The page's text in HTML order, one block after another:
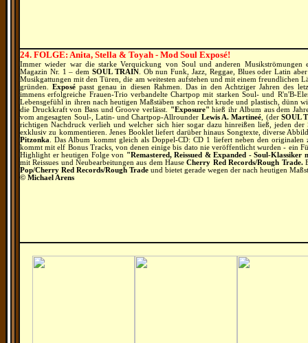
24. FOLGE: Anita, Stella & Toyah - Mod Soul Exposé!
Immer wieder war die starke Verquickung von Soul und anderen Musikströmungen
Magazin Nr. 1 – dem SOUL TRAIN. Ob nun Funk, Jazz, Reggae, Blues oder Latin
Musikgattungen mit den Türen, die am weitesten aufstehen und mit einem freundlichen
gründen.
Exposé passt genau in diesen Rahmen. Das in den Achtziger Jahren des
immens erfolgreiche Frauen-Trio verbandelte Chartpop mit starken Soul- und R'n'B-
Lebensgefühl in ihren nach heutigen Maßstäben schon recht krude und plastisch, dünn
die Druckkraft von Bass und Groove verlässt.
"Exposure" hieß ihr Album aus dem
vom angesagten Soul-, Latin- und Chartpop-Allrounder Lewis A. Martineé , (der SOUL
richtigen Nachdruck verlieh und welcher sich hier sogar dazu hinreißen ließ, jeden
exklusiv zu kommentieren. Jenes Booklet liefert darüber hinaus Songtexte, diverse
Pitzonka . Das Album kommt gleich als Doppel-CD: CD 1 liefert neben den originalen
kommt mit elf Bonus Tracks, von denen einige bis dato nie veröffentlicht wurden - ein
Highlight er heutigen Folge von "Remastered, Reissued & Expanded - Soul-Klassiker
mit Reissues und Neubearbeitungen aus dem HauseCherry Red Records/Rough Trade.
Pop/Cherry Red Records/Rough Trade und bietet gerade wegen der nach heutigen
© Michael Arens